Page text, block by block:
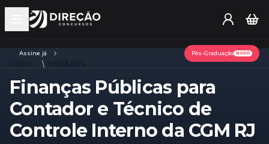
Open main menu
Assine já Pós-Graduação NOVO
Finanças Públicas para
Contador e Técnico de
Controle Interno da CGM RJ